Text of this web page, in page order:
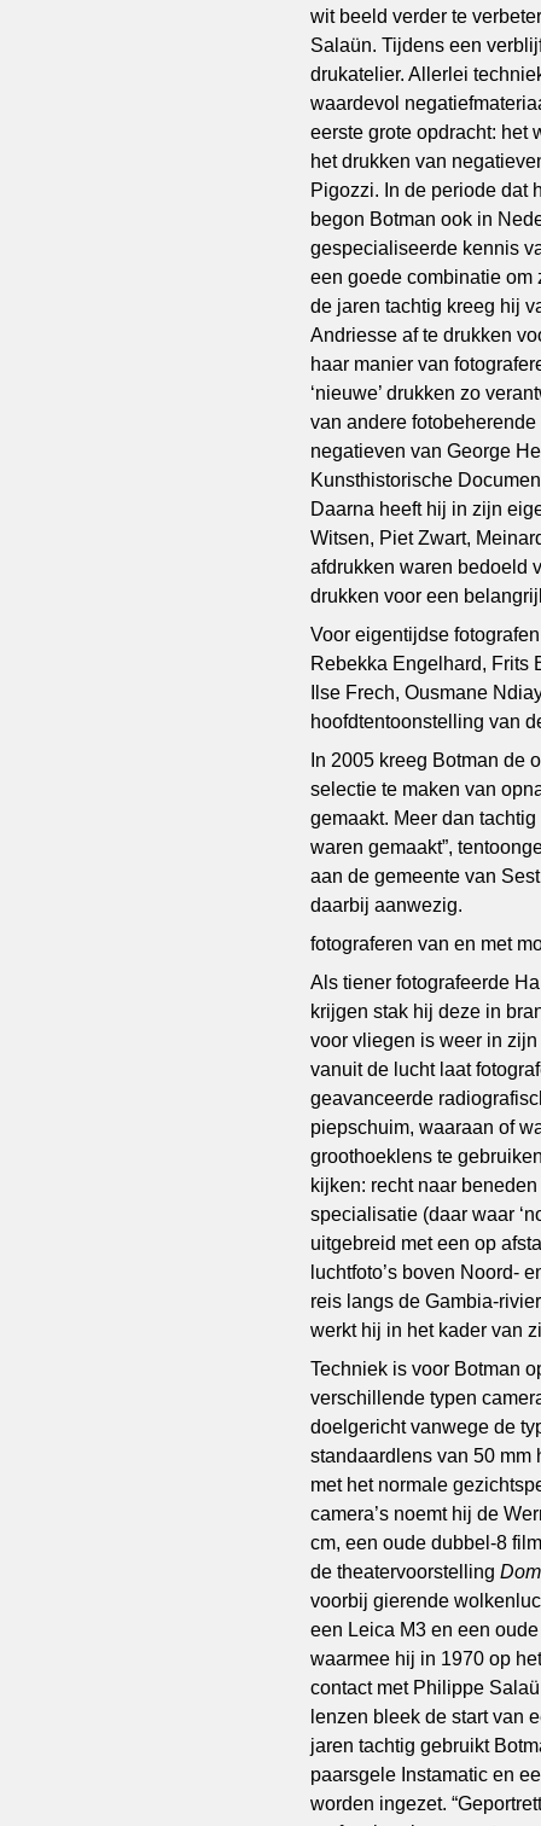
wit beeld verder te
Salaün. Tijdens een
drukatelier. Allerlei
waardevol
eerste grote opdracht: het
het drukken van
Pigozzi. In de periode dat
begon Botman ook in
gespecialiseerde kennis
een goede combinatie om
de jaren tachtig kreeg hij
Andriesse af te drukken
haar manier van
‘nieuwe’ drukken zo
van andere
negatieven van George
Kunsthistorische
Daarna heeft hij in zijn
Witsen, Piet Zwart,
afdrukken waren bedoeld
drukken voor een
Voor eigentijdse
Rebekka Engelhard, Frits
Ilse Frech, Ousmane
hoofdtentoonstelling van
In 2005 kreeg Botman de
selectie te maken van
gemaakt. Meer dan
waren gemaakt”,
aan de gemeente van
daarbij aanwezig.
fotograferen van en met
Als tiener fotografeerde
krijgen stak hij deze in
voor vliegen is weer in
vanuit de lucht laat
geavanceerde
piepschuim, waaraan of
groothoeklens te
kijken: recht naar
specialisatie (daar waar
uitgebreid met een op
luchtfoto’s boven Noord-
reis langs de Gambia-
werkt hij in het kader van
Techniek is voor Botman
verschillende typen
doelgericht vanwege de
standaardlens van 50 mm
met het normale
camera’s noemt hij de
cm, een oude dubbel-8
de theatervoorstelling
voorbij gierende
een Leica M3 en een
waarmee hij in 1970 op
contact met Philippe
lenzen bleek de start van
jaren tachtig gebruikt
paarsgele Instamatic en
worden ingezet.